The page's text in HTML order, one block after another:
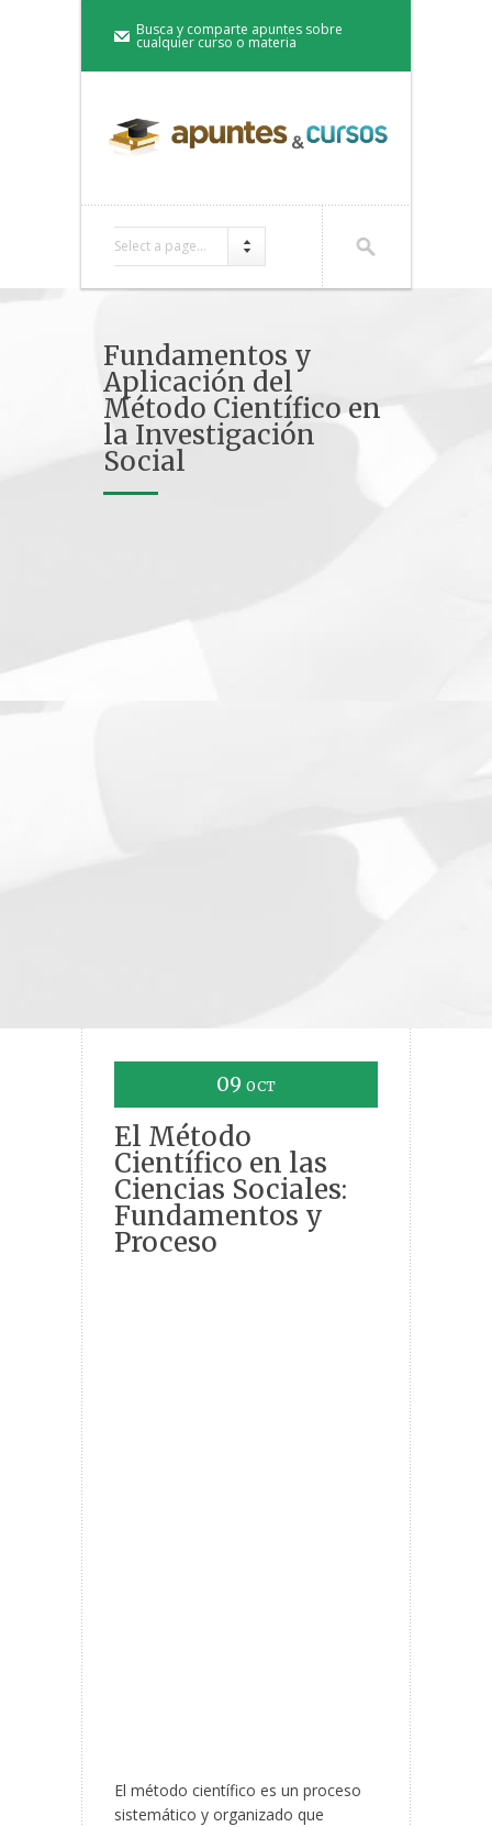
Busca y comparte apuntes sobre
cualquier curso o materia
Select a page...
Fundamentos y
Aplicación del
Método Científico en
la Investigación
Social
09 OCT
El Método
Científico en las
Ciencias Sociales:
Fundamentos y
Proceso
El método científico es un proceso
sistemático y organizado que